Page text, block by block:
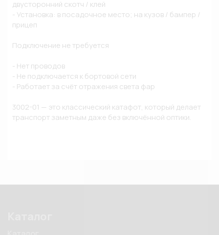
двусторонний скотч / клей
- Установка: в посадочное место; на кузов / бампер /
прицеп
Подключение не требуется
- Нет проводов
- Не подключается к бортовой сети
- Работает за счёт отражения света фар
3002-01 — это классический катафот, который делает
транспорт заметным даже без включённой оптики.